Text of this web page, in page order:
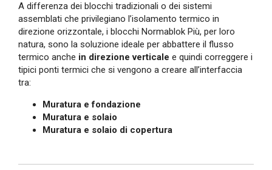
A differenza dei blocchi tradizionali o dei sistemi
assemblati che privilegiano l’isolamento termico in
direzione orizzontale, i blocchi Normablok Più, per loro
natura, sono la soluzione ideale per abbattere il flusso
termico anche in direzione verticale e quindi correggere i
tipici ponti termici che si vengono a creare all’interfaccia
tra:
Muratura e fondazione
Muratura e solaio
Muratura e solaio di copertura